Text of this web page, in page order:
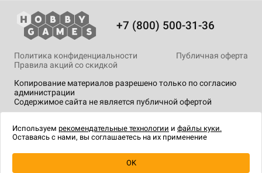
+7 (800) 500-31-36
Копирование материалов разрешено только по согласию
администрации
Содержимое сайта не является публичной офертой
Политика конфиденциальности
Публичная оферта
Правила акций со скидкой
технологии .
Используем рекомендательные технологии и файлы куки.
Оставаясь с нами, вы соглашаетесь на их применение
OK